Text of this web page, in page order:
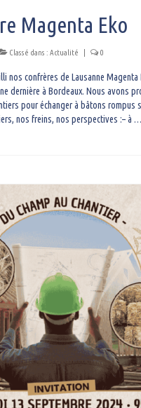
Magenta Eko
Classé dans : Actualité 0
nos confrères de Lausanne Magenta
dernière à Bordeaux. Nous avons
pour échanger à bâtons rompus
nos freins, nos perspectives :– à …